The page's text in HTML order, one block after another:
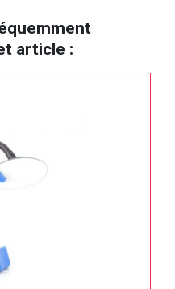
article :